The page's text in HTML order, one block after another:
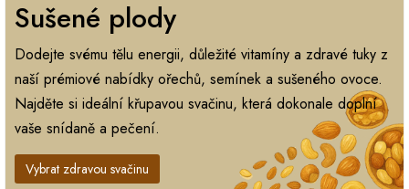
Sušené plody
Dodejte svému tělu energii, důležité vitamíny a zdravé tuky z
naší prémiové nabídky ořechů, semínek a sušeného ovoce.
Najděte si ideální křupavou svačinu, která dokonale doplní
vaše snídaně a pečení.
Vybrat zdravou svačinu